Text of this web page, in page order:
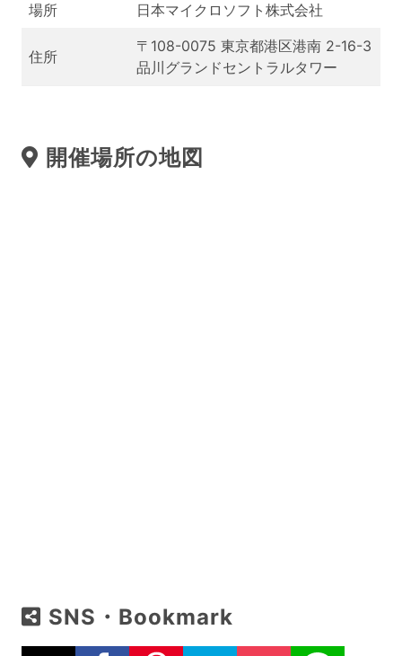
場所
日本マイクロソフト株式会社
住所
〒108-0075 東京都港区港南 2-16-3
品川グランドセントラルタワー
開催場所の地図
SNS・Bookmark